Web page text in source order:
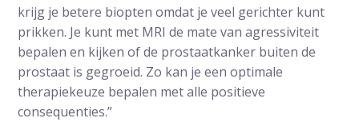
krijg je betere biopten omdat je veel gerichter kunt
prikken. Je kunt met MRI de mate van agressiviteit
bepalen en kijken of de prostaatkanker buiten de
prostaat is gegroeid. Zo kan je een optimale
therapiekeuze bepalen met alle positieve
consequenties.”